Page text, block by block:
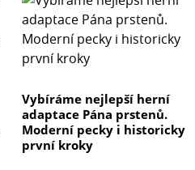
Vybíráme nejlepší herní
adaptace Pána prstenů.
Moderní pecky i historicky
první kroky